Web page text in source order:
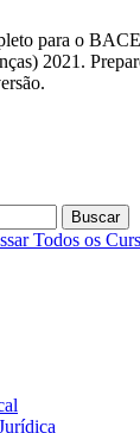
para o
2021.
Buscar
Todos os